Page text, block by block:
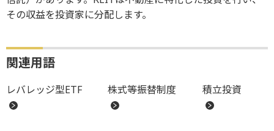
その収益を投資家に分配します。
関連用語
レバレッジ型ETF 株式等振替制度 積立投資